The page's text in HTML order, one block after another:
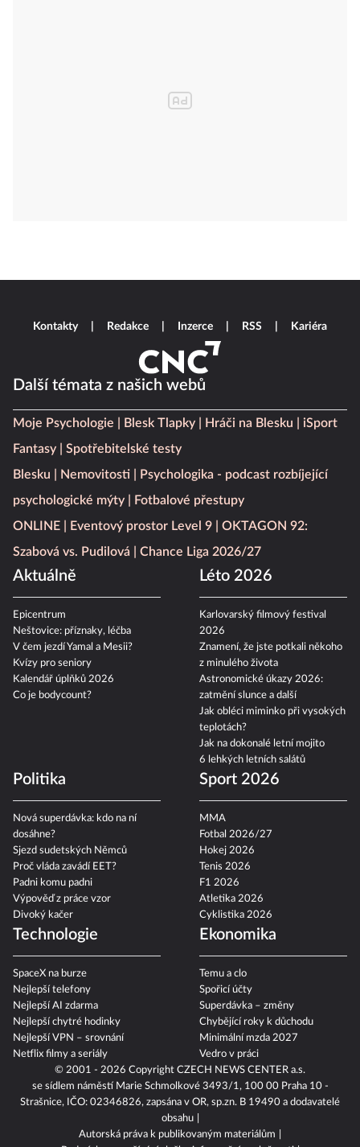
Další témata z našich webů
Moje Psychologie Blesk Tlapky Hráči na Blesku
iSport
Fantasy
Spotřebitelské testy
Blesku
Nemovitosti
Psychologika - podcast rozbíjející
psychologické mýty
Fotbalové přestupy
ONLINE
Eventový prostor Level 9
OKTAGON 92:
Szabová vs. Pudilová
Chance Liga 2026/27
Aktuálně
Epicentrum
Neštovice: příznaky, léčba
V čem jezdí Yamal a Mesii?
Kvízy pro seniory
Kalendář úplňků 2026
Co je bodycount?
Léto 2026
Karlovarský filmový festival
2026
Znamení, že jste potkali někoho
z minulého života
Astronomické úkazy 2026:
zatmění slunce a další
Jak obléci miminko při vysokých
teplotách?
Jak na dokonalé letní mojito
6 lehkých letních salátů
Politika
Nová superdávka: kdo na ní
dosáhne?
Sjezd sudetských Němců
Proč vláda zavádí EET?
Padni komu padni
Výpověď z práce vzor
Divoký kačer
Sport 2026
MMA
Fotbal 2026/27
Hokej 2026
Tenis 2026
F1 2026
Atletika 2026
Cyklistika 2026
Technologie
SpaceX na burze
Nejlepší telefony
Nejlepší AI zdarma
Nejlepší chytré hodinky
Nejlepší VPN – srovnání
Netflix filmy a seriály
Ekonomika
Temu a clo
Spořicí účty
Superdávka – změny
Chybějící roky k důchodu
Minimální mzda 2027
Vedro v práci
Kontakty Redakce Inzerce RSS Kariéra
© 2001 - 2026 Copyright CZECH NEWS CENTER a.s.
se sídlem náměstí Marie Schmolkové 3493/1, 100 00 Praha 10 -
Strašnice, IČO: 02346826, zapsána v OR, sp.zn. B 19490 a dodavatelé
obsahu
Autorská práva k publikovaným materiálům